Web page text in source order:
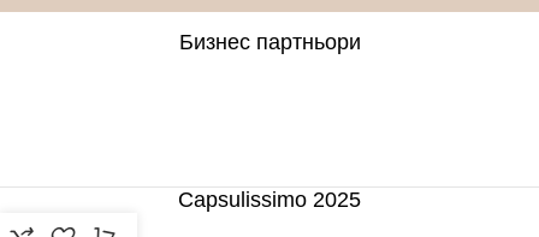
Бизнес партньори
Capsulissimo 2025